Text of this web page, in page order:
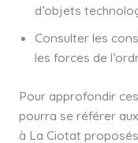
d’objets
Consulter les
les forces de
Pour approfondir
pourra se référer
à La Ciotat